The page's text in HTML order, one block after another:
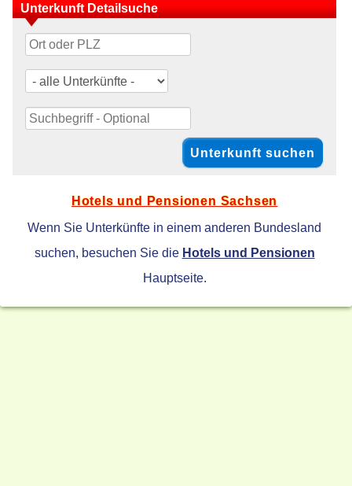
Unterkunft Detailsuche
Hotels und Pensionen Sachsen
Wenn Sie Unterkünfte in einem anderen Bundesland
suchen, besuchen Sie die Hotels und Pensionen
Hauptseite.